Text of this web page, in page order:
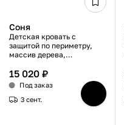
Соня
Детская кровать с
защитой по периметру,
массив дерева,
ортопедические ламели,
80×190 см
15 020 ₽
Под заказ
3 сент.